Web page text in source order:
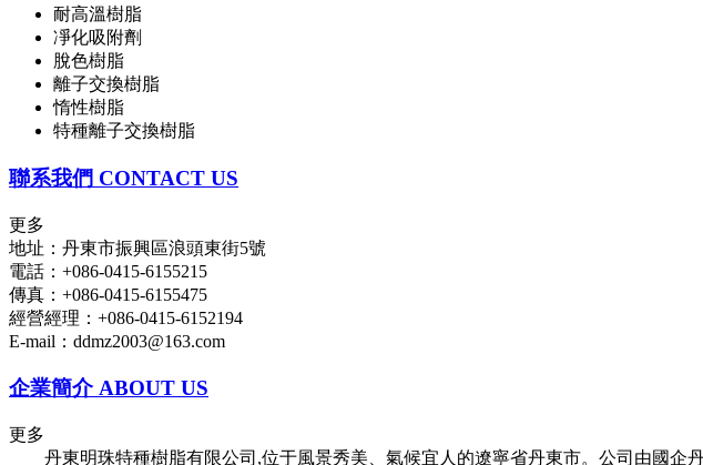
耐高溫樹脂
凈化吸附劑
脫色樹脂
離子交換樹脂
惰性樹脂
特種離子交換樹脂
聯系我們 CONTACT US
更多
地址：丹東市振興區浪頭東街5號
電話：+086-0415-6155215
傳真：+086-0415-6155475
經營經理：+086-0415-6152194
E-mail：ddmz2003@163.com
企業簡介ABOUT US
更多
丹東明珠特種樹脂有限公司,位于風景秀美、氣候宜人的遼寧省丹東市。公司由國企